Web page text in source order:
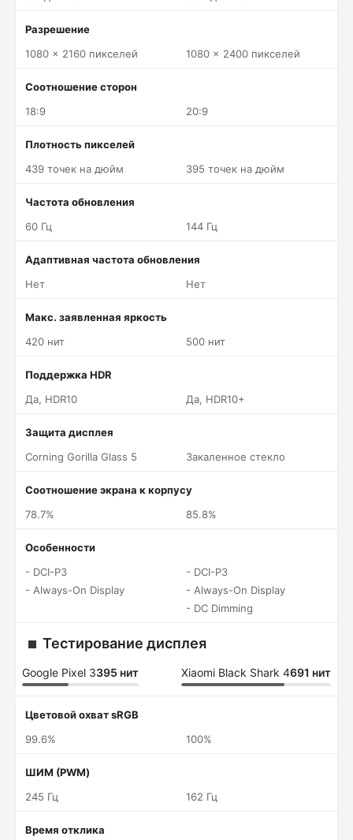
Разрешение
1080 x 2160 пикселей
1080 x 2400 пикселей
Соотношение сторон
18:9
20:9
Плотность пикселей
439 точек на дюйм
395 точек на дюйм
Частота обновления
60 Гц
144 Гц
Адаптивная частота обновления
Нет
Нет
Макс. заявленная яркость
420 нит
500 нит
Поддержка HDR
Да, HDR10
Да, HDR10+
Защита дисплея
Corning Gorilla Glass 5
Закаленное стекло
Соотношение экрана к корпусу
78.7%
85.8%
Особенности
- DCI-P3
- Always-On Display
- DCI-P3
- Always-On Display
- DC Dimming
Тестирование дисплея
Google Pixel 3395 нит Xiaomi Black Shark 4691 нит
Цветовой охват sRGB
99.6%
100%
ШИМ (PWM)
245 Гц
162 Гц
Время отклика